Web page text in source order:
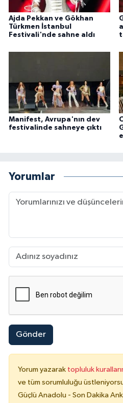
Ajda Pekkan ve Gökhan
Türkmen İstanbul
Festivali'nde sahne aldı
Manifest, Avrupa'nın dev
festivalinde sahneye çıktı
Yorumlar
Gönder
Yorum yazarak topluluk
ve tüm sorumluluğu
Güçlü Anadolu - Son Dakika